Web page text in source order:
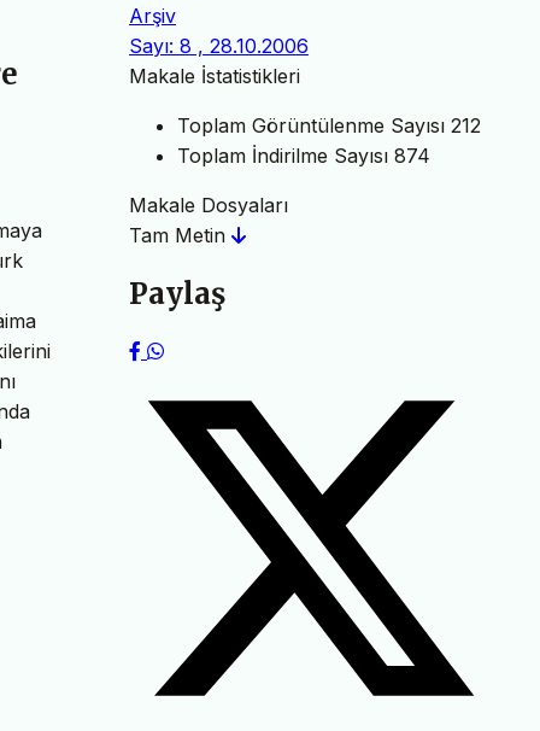
Arşiv
Sayı: 8 , 28.10.2006
Makale İstatistikleri
Toplam Görüntülenme Sayısı 212
Toplam İndirilme Sayısı 874
Makale Dosyaları
Tam Metin
Paylaş